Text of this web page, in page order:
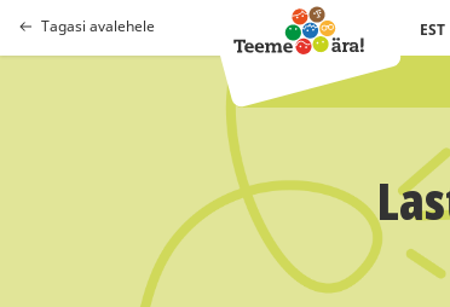
Tagasi avalehele EST